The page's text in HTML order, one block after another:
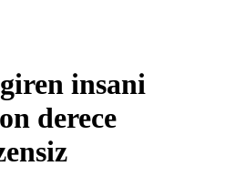
insani
derece